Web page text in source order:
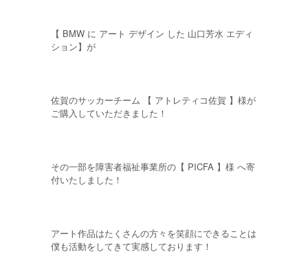
【 BMW に アート デザイン した 山口芳水 エディ
ション】が
佐賀のサッカーチーム 【 アトレティコ佐賀 】様が
ご購入していただきました！
その一部を障害者福祉事業所の【 PICFA 】様 へ寄
付いたしました！
アート作品はたくさんの方々を笑顔にできることは
僕も活動をしてきて実感しております！